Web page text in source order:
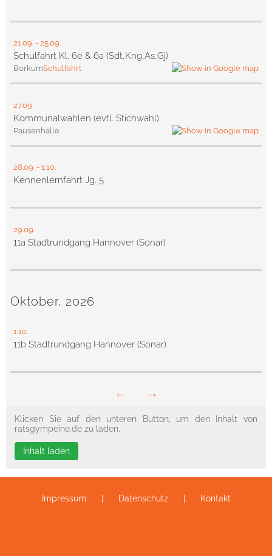
21.09. - 25.09.
Schulfahrt Kl. 6e & 6a (Sdt,Kng,As,Gj)
BorkumSchulfahrt
27.09.
Kommunalwahlen (evtl. Stichwahl)
Pausenhalle
28.09. - 1.10.
Kennenlernfahrt Jg. 5
29.09.
11a Stadtrundgang Hannover (Sonar)
Oktober, 2026
1.10.
11b Stadtrundgang Hannover (Sonar)
← →
Klicken Sie auf den unteren Button, um den Inhalt von
ratsgympeine.de zu laden.
Inhalt laden
Impressum Datenschutz Kontakt